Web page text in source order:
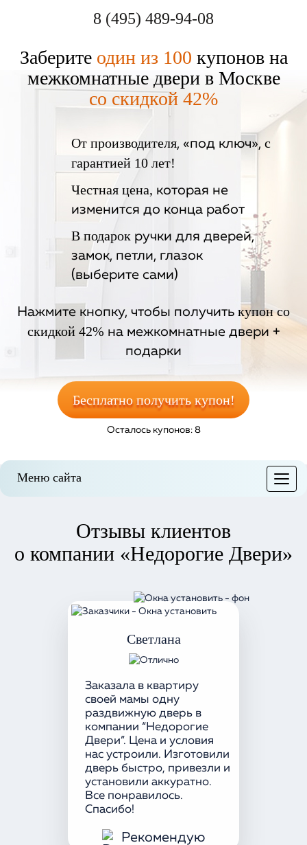
8 (495) 489-94-08
Заберите один из 100 купонов на
межкомнатные двери в Москве
со скидкой 42%
От производителя, «под ключ», с
гарантией 10 лет!
Честная цена, которая не
изменится до конца работ
В подарок ручки для дверей,
замок, петли, глазок
(выберите сами)
Нажмите кнопку, чтобы получить купон со
скидкой 42% на межкомнатные двери +
подарки
Бесплатно получить купон!
Осталось купонов: 8
Меню
Меню сайта
Отзывы клиентов
о компании «Недорогие Двери»
Светлана
Заказала в квартиру
своей мамы одну
раздвижную дверь в
компании “Недорогие
Двери”. Цена и условия
нас устроили. Изготовили
дверь быстро, привезли и
установили аккуратно.
Все понравилось.
Спасибо!
Рекомендую